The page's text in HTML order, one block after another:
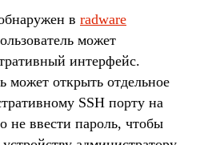
в radware
может
интерфейс.
может открыть отдельное
SSH порту на
не ввести пароль, чтобы